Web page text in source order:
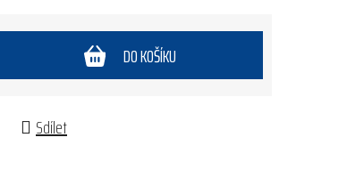
DO KOŠÍKU
Sdílet